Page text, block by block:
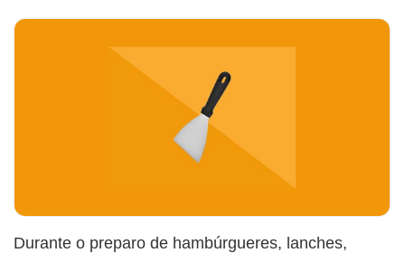
Durante o preparo de hambúrgueres, lanches,